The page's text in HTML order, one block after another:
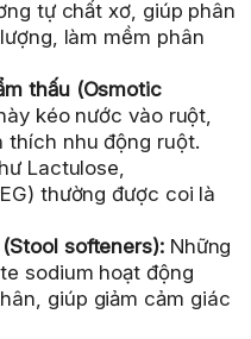
tự chất xơ, giúp phân
làm mềm phân
thấu (Osmotic
kéo nước vào ruột,
thích nhu động ruột.
Lactulose,
thường được coi là
softeners):Những
sodium hoạt động
giúp giảm cảm giác